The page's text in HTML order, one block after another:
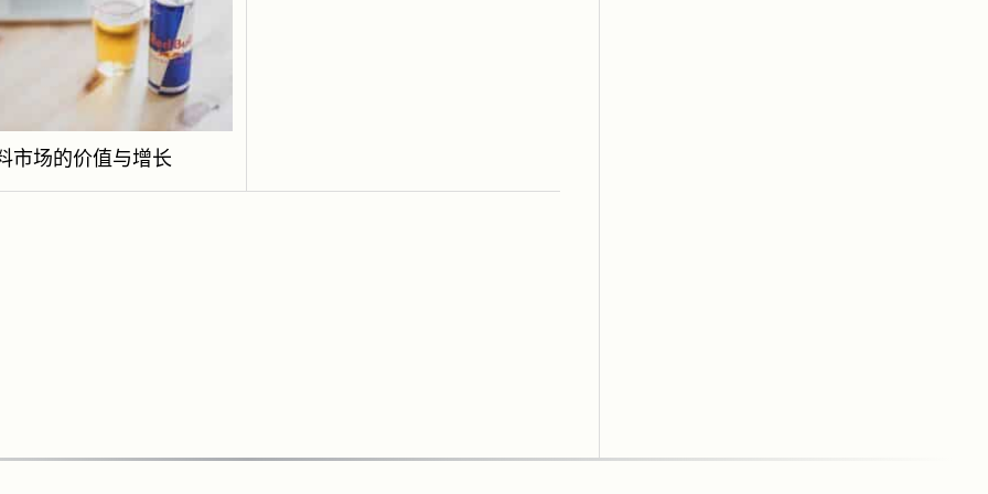
市场的价值与增长